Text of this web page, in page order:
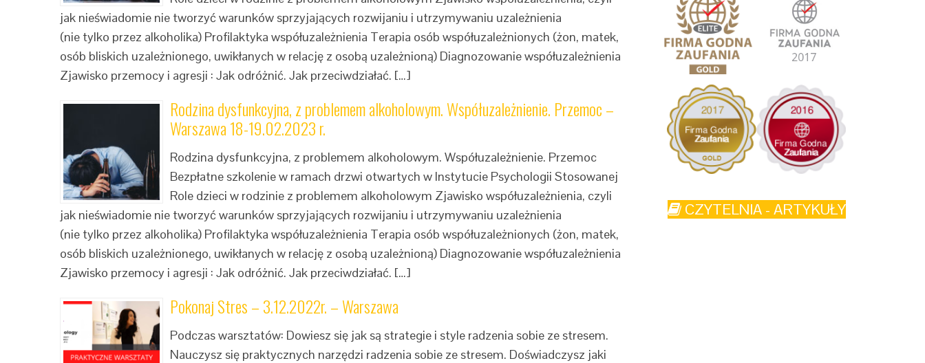
jak nieświadomie nie tworzyć warunków sprzyjających rozwijaniu i utrzymywaniu uzależnienia
(nie tylko przez alkoholika) Profilaktyka współuzależnienia Terapia osób współuzależnionych (żon, matek,
osób bliskich uzależnionego, uwikłanych w relację z osobą uzależnioną) Diagnozowanie współuzależnienia
Zjawisko przemocy i agresji : Jak odróżnić. Jak przeciwdziałać. […]
Rodzina dysfunkcyjna, z problemem alkoholowym. Współuzależnienie. Przemoc –
Warszawa 18-19.02.2023 r.
Rodzina dysfunkcyjna, z problemem alkoholowym. Współuzależnienie. Przemoc
Bezpłatne szkolenie w ramach drzwi otwartych w Instytucie Psychologii Stosowanej
Role dzieci w rodzinie z problemem alkoholowym Zjawisko współuzależnienia, czyli
jak nieświadomie nie tworzyć warunków sprzyjających rozwijaniu i utrzymywaniu uzależnienia
(nie tylko przez alkoholika) Profilaktyka współuzależnienia Terapia osób współuzależnionych (żon, matek,
osób bliskich uzależnionego, uwikłanych w relację z osobą uzależnioną) Diagnozowanie współuzależnienia
Zjawisko przemocy i agresji : Jak odróżnić. Jak przeciwdziałać. […]
Pokonaj Stres – 3.12.2022r. – Warszawa
Podczas warsztatów: Dowiesz się jak są strategie i style radzenia sobie ze stresem.
Nauczysz się praktycznych narzędzi radzenia sobie ze stresem. Doświadczysz jaki
CZYTELNIA - ARTYKUŁY